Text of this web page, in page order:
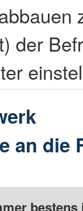
der
an die